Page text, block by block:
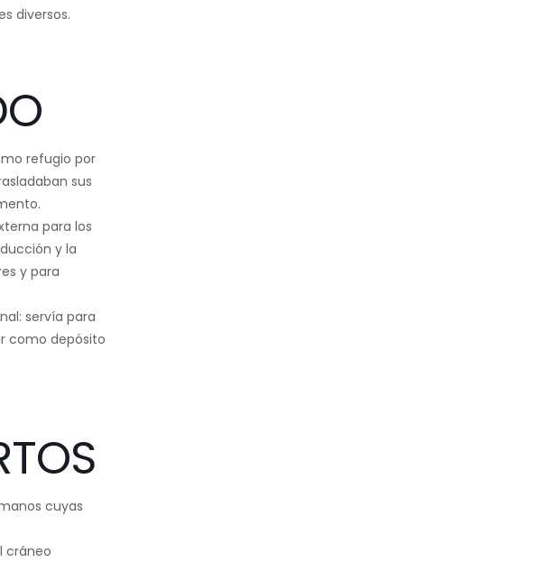
diversos.
refugio por
sus
para los
y la
y para
servía para
como depósito
cuyas
cráneo